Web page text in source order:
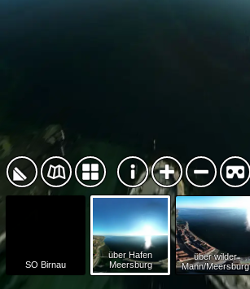
SO Birnau
über Hafen
Meersburg
über wilder
Mann/Meersburg